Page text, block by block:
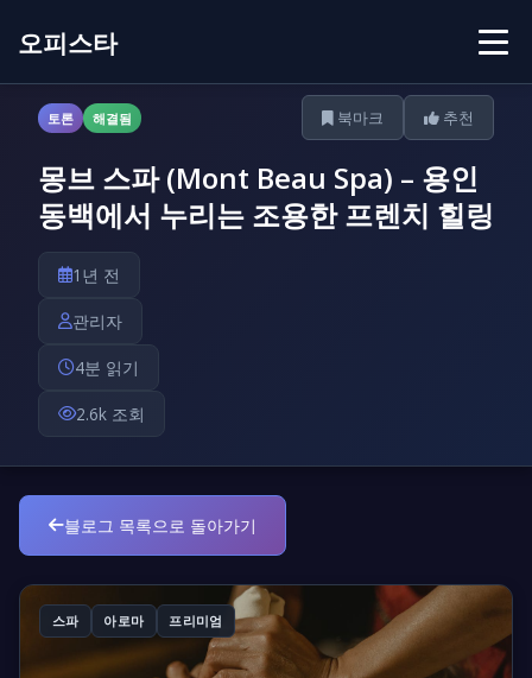
오피스타
토론 해결됨 북마크 추천
몽브 스파 (Mont Beau Spa) – 용인
동백에서 누리는 조용한 프렌치 힐링
1년 전
관리자
4분 읽기
2.6k 조회
블로그 목록으로 돌아가기
스파 아로마 프리미엄